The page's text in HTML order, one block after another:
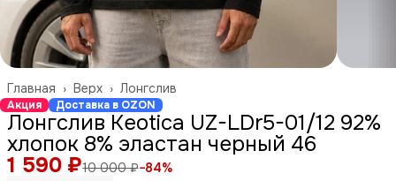
Лонгслив
Верх ›
Главная ›
Акция Доставка в OZON
Лонгслив Keotica UZ-LDr5-01/12 92%
хлопок 8% эластан черный 46
1 590 ₽10 000 ₽−84%